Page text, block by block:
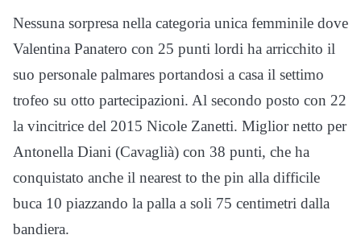
Nessuna sorpresa nella categoria unica femminile dove
Valentina Panatero con 25 punti lordi ha arricchito il
suo personale palmares portandosi a casa il settimo
trofeo su otto partecipazioni. Al secondo posto con 22
la vincitrice del 2015 Nicole Zanetti. Miglior netto per
Antonella Diani (Cavaglià) con 38 punti, che ha
conquistato anche il nearest to the pin alla difficile
buca 10 piazzando la palla a soli 75 centimetri dalla
bandiera.